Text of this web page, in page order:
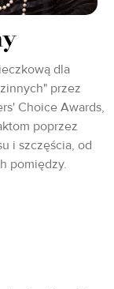
dla
przez
Choice Awards,
poprzez
i szczęścia, od
pomiędzy.